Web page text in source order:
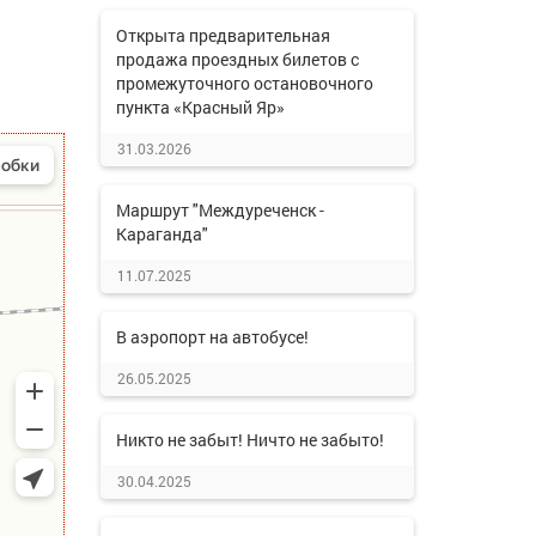
Открыта предварительная
продажа проездных билетов с
промежуточного остановочного
пункта «Красный Яр»
31.03.2026
Маршрут "Междуреченск -
Караганда"
11.07.2025
В аэропорт на автобусе!
26.05.2025
Никто не забыт! Ничто не забыто!
30.04.2025